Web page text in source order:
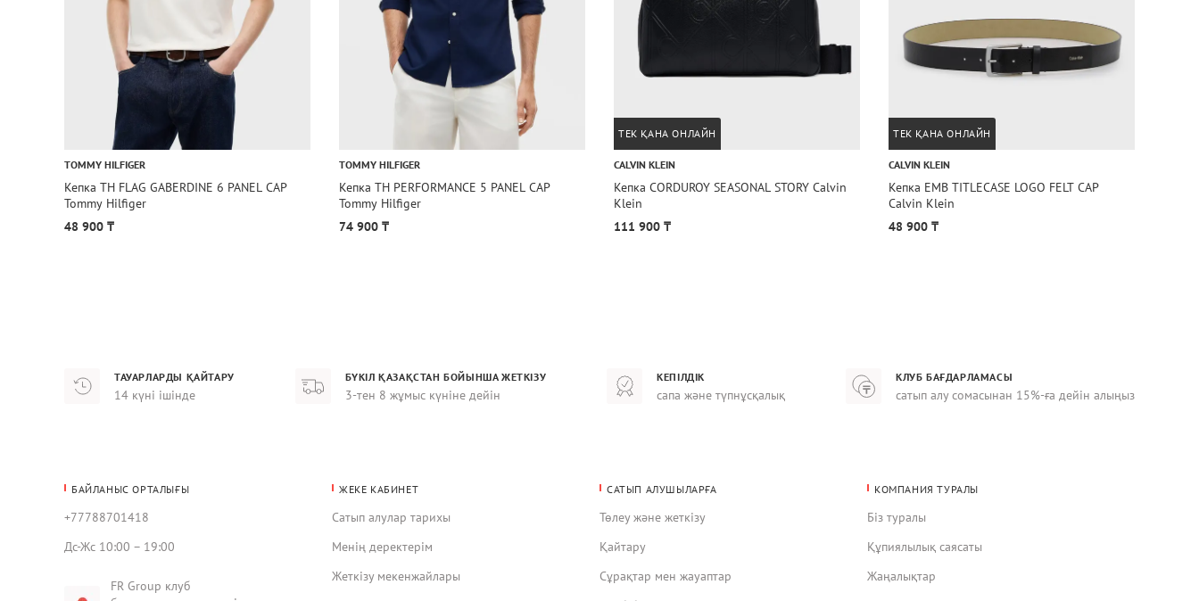
TOMMY HILFIGER
Кепка TH FLAG GABERDINE 6 PANEL CAP
Tommy Hilfiger
48 900 ₸
TOMMY HILFIGER
Кепка TH PERFORMANCE 5 PANEL CAP
Tommy Hilfiger
74 900 ₸
ТЕК ҚАНА ОНЛАЙН
CALVIN KLEIN
Кепка CORDUROY SEASONAL STORY Calvin
Klein
111 900 ₸
ТЕК ҚАНА ОНЛАЙН
CALVIN KLEIN
Кепка EMB TITLECASE LOGO FELT CAP
Calvin Klein
48 900 ₸
ТАУАРЛАРДЫ ҚАЙТАРУ
14 күні ішінде
БҮКІЛ ҚАЗАҚСТАН БОЙЫНША ЖЕТКІЗУ
3-тен 8 жұмыс күніне дейін
КЕПІЛДІК
сапа және түпнұсқалық
КЛУБ БАҒДАРЛАМАСЫ
сатып алу сомасынан 15%-ға дейін алыңыз
БАЙЛАНЫС ОРТАЛЫҒЫ
+77788701418
Дс-Жс 10:00 – 19:00
FR Group клуб
ЖЕКЕ КАБИНЕТ
Сатып алулар тарихы
Менің деректерім
Жеткізу мекенжайлары
САТЫП АЛУШЫЛАРҒА
Төлеу және жеткізу
Қайтару
Сұрақтар мен жауаптар
КОМПАНИЯ ТУРАЛЫ
Біз туралы
Құпиялылық саясаты
Жаңалықтар